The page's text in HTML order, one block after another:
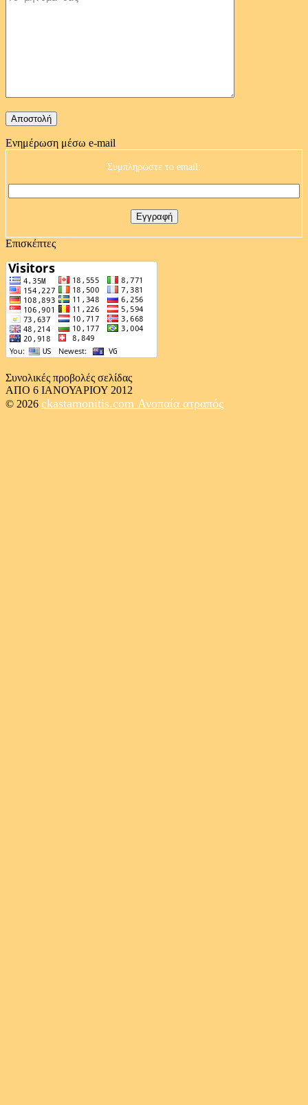
Ενημέρωση μέσω e-mail
Συμπληρώστε το email:
Επισκέπτες
Συνολικές προβολές σελίδας
ΑΠΟ 6 ΙΑΝΟΥΑΡΙΟΥ 2012
© 2026 ckastamonitis.com Ανοπαία ατραπός